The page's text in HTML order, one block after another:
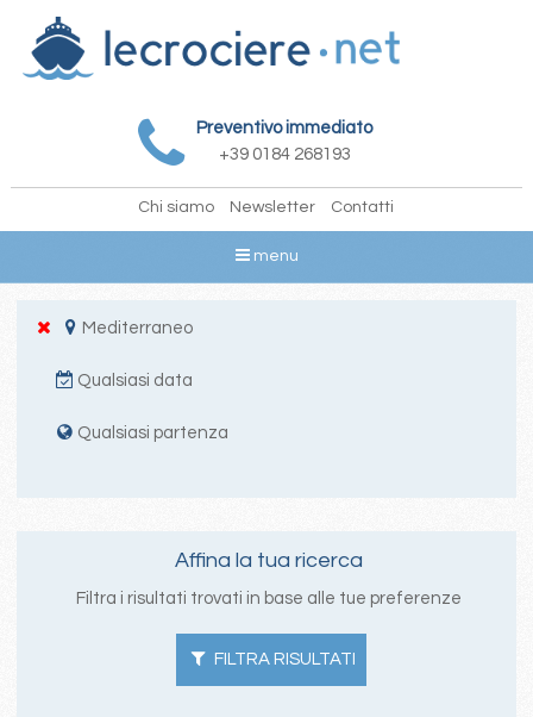
Preventivo immediato
+39 0184 268193
Chi siamo Newsletter Contatti
menu
Mediterraneo
Qualsiasi data
Qualsiasi partenza
Affina la tua ricerca
Filtra i risultati trovati in base alle tue preferenze
FILTRA RISULTATI